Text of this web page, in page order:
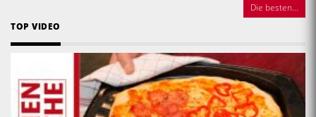
Die besten...
TOP VIDEO